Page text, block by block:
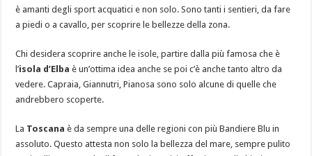
è amanti degli sport acquatici e non solo. Sono tanti i sentieri, da fare
a piedi o a cavallo, per scoprire le bellezze della zona.
Chi desidera scoprire anche le isole, partire dalla più famosa che è
l’isola d’Elba è un’ottima idea anche se poi c’è anche tanto altro da
vedere. Capraia, Giannutri, Pianosa sono solo alcune di quelle che
andrebbero scoperte.
La Toscana è da sempre una delle regioni con più Bandiere Blu in
assoluto. Questo attesta non solo la bellezza del mare, sempre pulito